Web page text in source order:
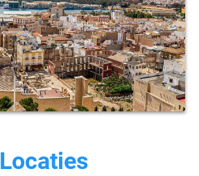
Locaties